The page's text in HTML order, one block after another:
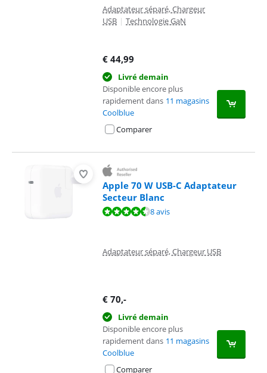
Adaptateur séparé, Chargeur
USB | Technologie GaN
€ 44,99
Livré demain
Disponible encore plus
rapidement dans 11 magasins
Coolblue
Comparer
Apple 70 W USB-C Adaptateur
Secteur Blanc
La note est de 8,9 sur 10, basée sur 8 avis.8 avis
Adaptateur séparé, Chargeur USB
€ 70,-
Livré demain
Disponible encore plus
rapidement dans 11 magasins
Coolblue
Comparer